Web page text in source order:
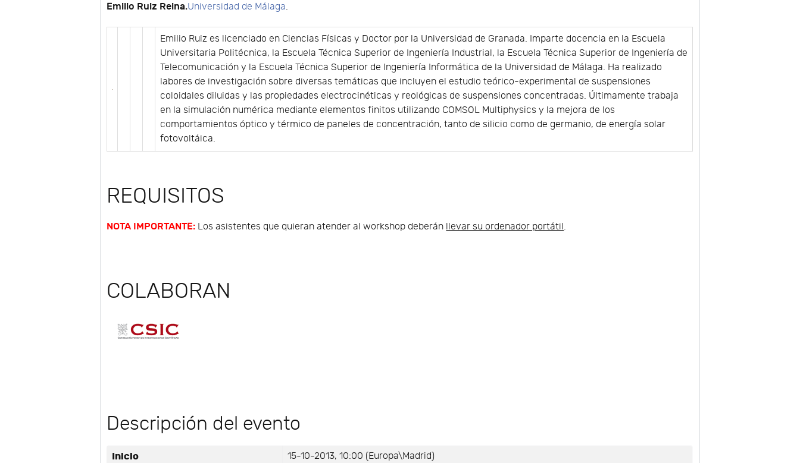
Emilio Ruiz Reina.Universidad de Málaga.
Emilio Ruiz es licenciado en Ciencias Físicas y Doctor por la Universidad de Granada. Imparte docencia en la Escuela
Universitaria Politécnica, la Escuela Técnica Superior de Ingeniería Industrial, la Escuela Técnica Superior de Ingeniería de
Telecomunicación y la Escuela Técnica Superior de Ingeniería Informática de la Universidad de Málaga. Ha realizado
labores de investigación sobre diversas temáticas que incluyen el estudio teórico-experimental de suspensiones
coloidales diluidas y las propiedades electrocinéticas y reológicas de suspensiones concentradas. Últimamente trabaja
en la simulación numérica mediante elementos finitos utilizando COMSOL Multiphysics y la mejora de los
comportamientos óptico y térmico de paneles de concentración, tanto de silicio como de germanio, de energía solar
fotovoltáica.
REQUISITOS
NOTA IMPORTANTE: Los asistentes que quieran atender al workshop deberán llevar su ordenador portátil.
COLABORAN
Descripción del evento
Inicio 15-10-2013, 10:00 (Europa\Madrid)